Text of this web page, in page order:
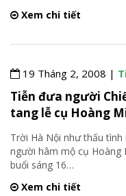
Xem chi tiết
19 Tháng 2, 2008 |
Tiễn đưa người
tang lễ cụ Hoàng
Trời Hà Nội như thấu
người hâm mộ cụ Hoàng
buổi sáng 16…
Xem chi tiết